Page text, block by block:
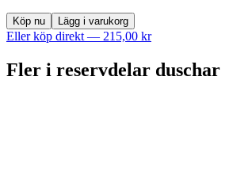
Köp nu Lägg i varukorg
Eller köp direkt — 215,00 kr
Fler i reservdelar duschar